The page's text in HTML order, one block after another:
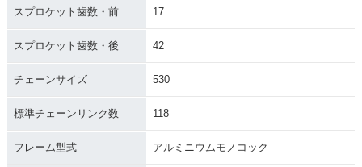
スプロケット歯数・前 17
スプロケット歯数・後 42
チェーンサイズ 530
標準チェーンリンク数 118
フレーム型式 アルミニウムモノコック